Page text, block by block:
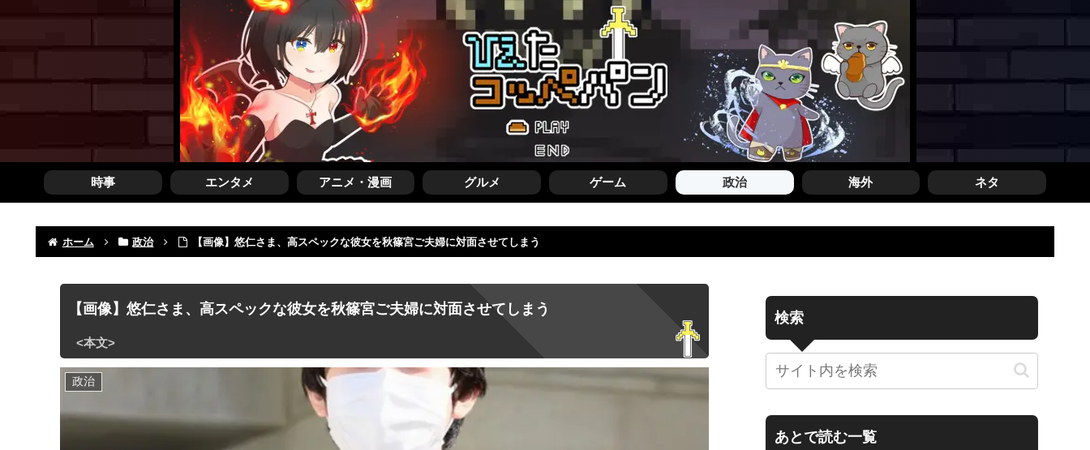
時事 エンタメ アニメ・漫画 グルメ ゲーム 政治 海外 ネタ
ホーム 政治 【画像】悠仁さま、高スペックな彼女を秋篠宮ご夫婦に対面させてしまう
【画像】悠仁さま、高スペックな彼女を秋篠宮ご夫婦に対面させてしまう
政治
検索
あとで読む一覧